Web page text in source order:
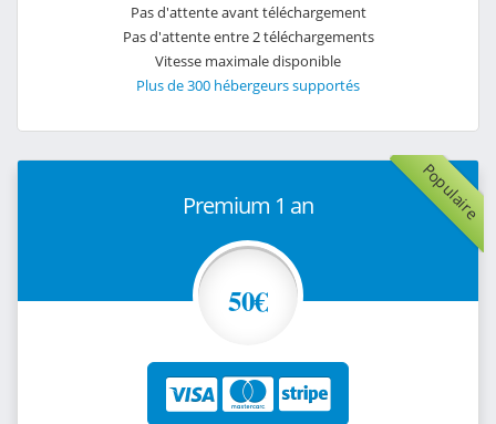
Pas d'attente avant téléchargement
Pas d'attente entre 2 téléchargements
Vitesse maximale disponible
Plus de 300 hébergeurs supportés
Populaire
Premium 1 an
50€